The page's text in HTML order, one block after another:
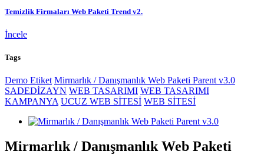
Temizlik Firmaları Web Paketi Trend v2.
İncele
Tags
Demo Etiket Mirmarlık / Danışmanlık Web Paketi Parent v3.0
SADEDİZAYN WEB TASARIMI WEB TASARIMI
KAMPANYA UCUZ WEB SİTESİ WEB SİTESİ
Mirmarlık / Danışmanlık Web Paketi